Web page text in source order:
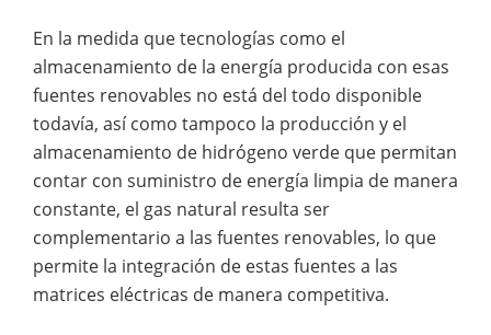
En la medida que tecnologías como el
almacenamiento de la energía producida con esas
fuentes renovables no está del todo disponible
todavía, así como tampoco la producción y el
almacenamiento de hidrógeno verde que permitan
contar con suministro de energía limpia de manera
constante, el gas natural resulta ser
complementario a las fuentes renovables, lo que
permite la integración de estas fuentes a las
matrices eléctricas de manera competitiva.